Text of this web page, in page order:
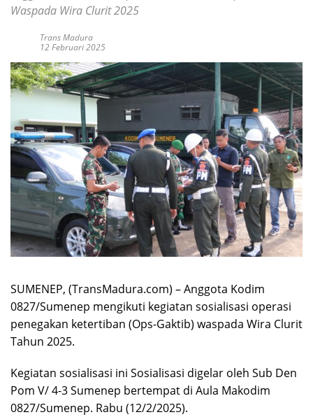
Waspada Wira Clurit 2025
Trans Madura
12 Februari 2025
SUMENEP, (TransMadura.com) – Anggota Kodim
0827/Sumenep mengikuti kegiatan sosialisasi operasi
penegakan ketertiban (Ops-Gaktib) waspada Wira Clurit
Tahun 2025.
Kegiatan sosialisasi ini Sosialisasi digelar oleh Sub Den
Pom V/ 4-3 Sumenep bertempat di Aula Makodim
0827/Sumenep. Rabu (12/2/2025).